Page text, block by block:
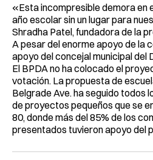
«Esta incompresible demora en
año escolar sin un lugar para
Shradha Patel, fundadora de la
A pesar del enorme apoyo de la
apoyo del concejal municipal del
El BPDA no ha colocado el
votación. La propuesta de
Belgrade Ave. ha seguido todos
de proyectos pequeños que se
80, donde más del 85% de los
presentados tuvieron apoyo del